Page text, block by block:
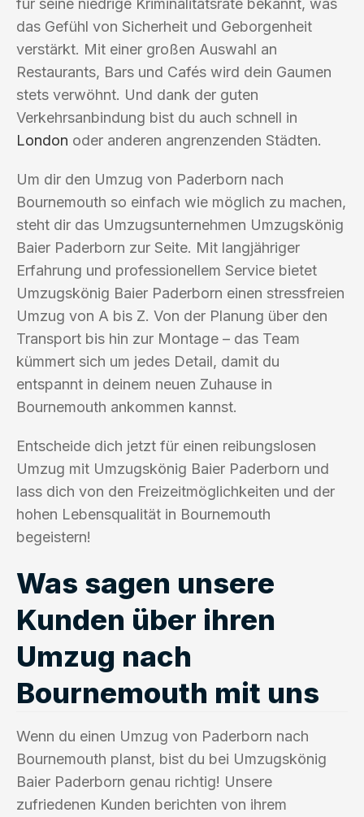
für seine niedrige Kriminalitätsrate bekannt, was
das Gefühl von Sicherheit und Geborgenheit
verstärkt. Mit einer großen Auswahl an
Restaurants, Bars und Cafés wird dein Gaumen
stets verwöhnt. Und dank der guten
Verkehrsanbindung bist du auch schnell in
London oder anderen angrenzenden Städten.
Um dir den Umzug von Paderborn nach
Bournemouth so einfach wie möglich zu machen,
steht dir das Umzugsunternehmen Umzugskönig
Baier Paderborn zur Seite. Mit langjähriger
Erfahrung und professionellem Service bietet
Umzugskönig Baier Paderborn einen stressfreien
Umzug von A bis Z. Von der Planung über den
Transport bis hin zur Montage – das Team
kümmert sich um jedes Detail, damit du
entspannt in deinem neuen Zuhause in
Bournemouth ankommen kannst.
Entscheide dich jetzt für einen reibungslosen
Umzug mit Umzugskönig Baier Paderborn und
lass dich von den Freizeitmöglichkeiten und der
hohen Lebensqualität in Bournemouth
begeistern!
Was sagen unsere
Kunden über ihren
Umzug nach
Bournemouth mit uns
Wenn du einen Umzug von Paderborn nach
Bournemouth planst, bist du bei Umzugskönig
Baier Paderborn genau richtig! Unsere
zufriedenen Kunden berichten von ihrem